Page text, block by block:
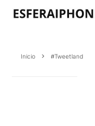
Inicio #Tweetland